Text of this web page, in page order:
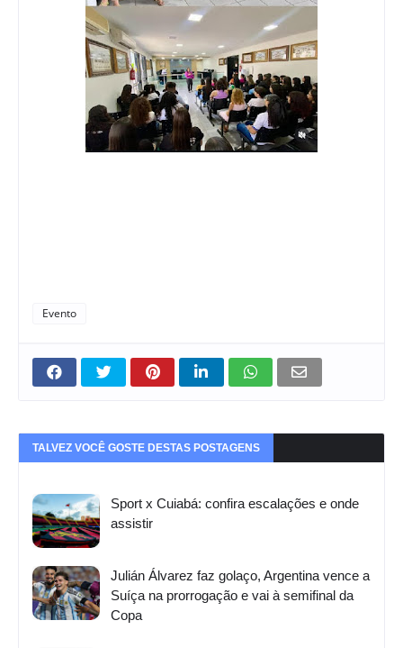
Evento
TALVEZ VOCÊ GOSTE DESTAS POSTAGENS
Sport x Cuiabá: confira escalações e onde
assistir
Julián Álvarez faz golaço, Argentina vence a
Suíça na prorrogação e vai à semifinal da
Copa